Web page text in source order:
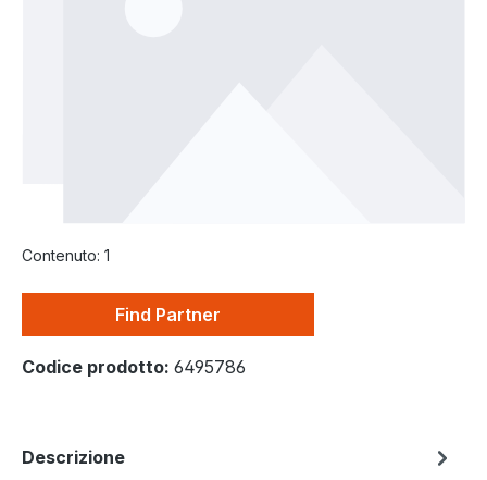
Contenuto: 1
Find Partner
Codice prodotto: 6495786
Descrizione